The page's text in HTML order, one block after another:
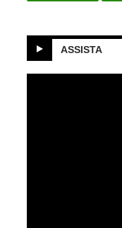
ASSISTA